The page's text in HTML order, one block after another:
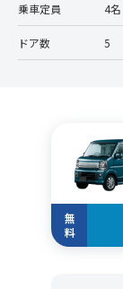
乗車定員 4名
ドア数 5
無
料